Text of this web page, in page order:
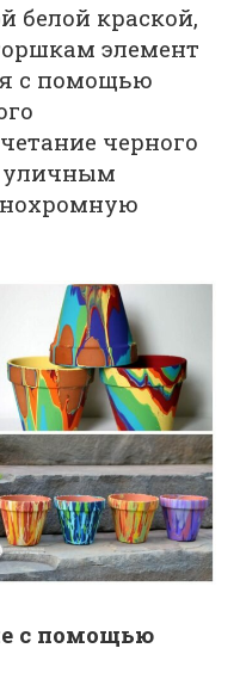
белой краской,
элемент
с помощью
черного
уличным
с помощью